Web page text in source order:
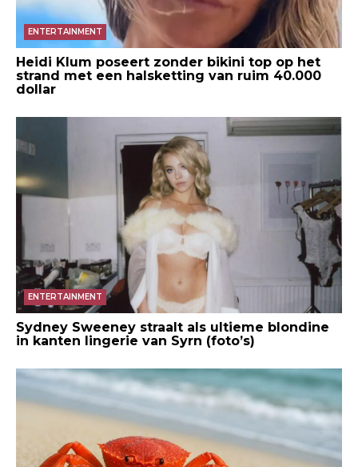
ENTERTAINMENT
Heidi Klum poseert zonder bikini top op het
strand met een halsketting van ruim 40.000
dollar
ENTERTAINMENT
Sydney Sweeney straalt als ultieme blondine
in kanten lingerie van Syrn (foto’s)